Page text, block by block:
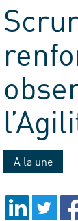
Tribune
A la une